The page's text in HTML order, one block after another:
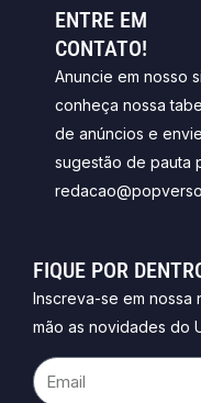
ENTRE EM
CONTATO!
Anuncie em nosso
conheça nossa
de anúncios e
sugestão de pauta
FIQUE POR
Inscreva-se em nossa
mão as novidades do
Email